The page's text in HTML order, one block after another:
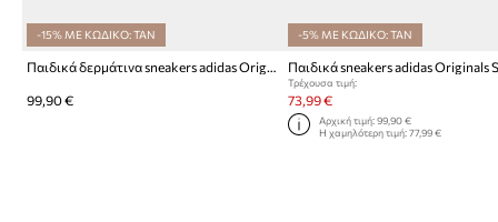
-15% ΜΕ ΚΩΔΙΚΟ: TAN
Παιδικά δερμάτινα sneakers adidas Originals SUPERSTAR ST
99,90 €
-5% ΜΕ ΚΩΔΙΚΟ: TAN
Τρέχουσα τιμή:
73,99 €
Αρχική τιμή: 99,90 €
Η χαμηλότερη τιμή: 77,99 €